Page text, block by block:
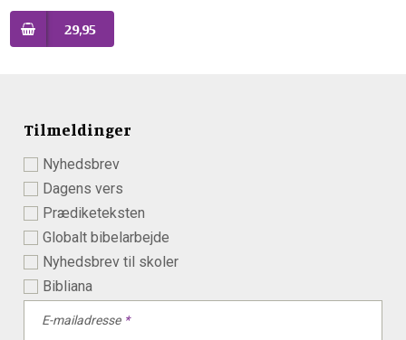
29,95
Tilmeldinger
Nyhedsbrev
Dagens vers
Prædiketeksten
Globalt bibelarbejde
Nyhedsbrev til skoler
Bibliana
E-mailadresse